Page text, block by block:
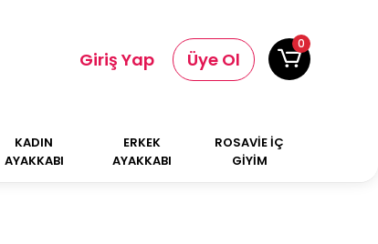
Giriş Yap Üye Ol
0
KADIN
AYAKKABI
ERKEK
AYAKKABI
ROSAVİE İÇ
GİYİM